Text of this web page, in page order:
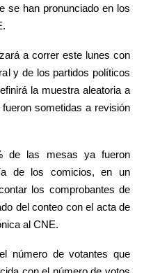
se han pronunciado en los
a correr este lunes con
y de los partidos políticos
la muestra aleatoria a
sometidas a revisión
de las mesas ya fueron
de los comicios, en un
los comprobantes de
del conteo con el acta de
al CNE.
número de votantes que